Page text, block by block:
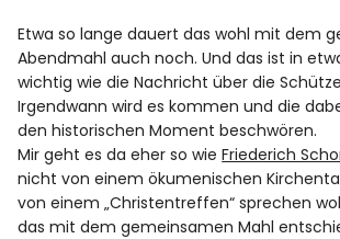
Etwa so lange dauert das wohl mit dem
Abendmahl auch noch. Und das ist in
wichtig wie die Nachricht über die
Irgendwann wird es kommen und die
den historischen Moment beschwören.
Mir geht es da eher so wieFriederich
nicht von einem ökumenischen
von einem „Christentreffen“ sprechen
das mit dem gemeinsamen Mahl